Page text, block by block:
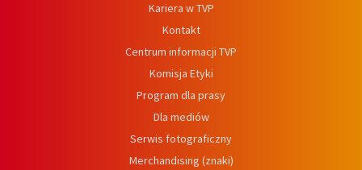
Kariera w TVP
Kontakt
Centrum informacji TVP
Komisja Etyki
Program dla prasy
Dla mediów
Serwis fotograficzny
Merchandising (znaki)